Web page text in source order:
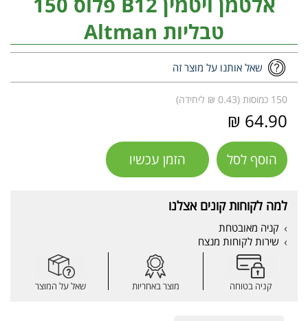
טבליות Altman
שאל אותנו על מוצר זה
150 כמוסות (0.43 ₪ ליחידה)
64.90 ₪
הוסף לסל הזמן עכשיו
למה לקוחות קונים אצלנו
קניה מאובטחת
שירות לקוחות מנצח
קניה בטוחה מוצר באחריות שאל על המוצר